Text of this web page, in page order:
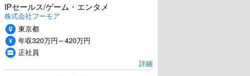
IPセールス/ゲーム・エンタメ
株式会社フーモア
東京都
年収320万円～420万円
正社員
詳細